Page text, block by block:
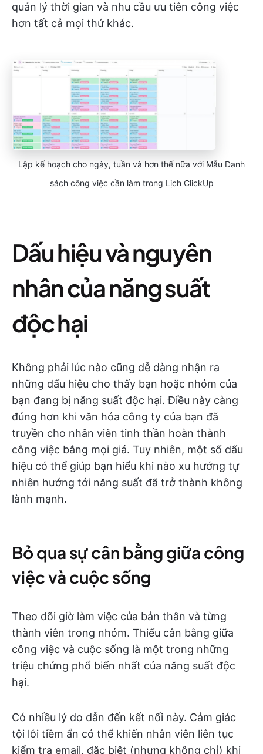
quản lý thời gian và nhu cầu ưu tiên công việc
hơn tất cả mọi thứ khác.
Lập kế hoạch cho ngày, tuần và hơn thế nữa với Mẫu Danh
sách công việc cần làm trong Lịch ClickUp
Dấu hiệu và nguyên
nhân của năng suất
độc hại
Không phải lúc nào cũng dễ dàng nhận ra
những dấu hiệu cho thấy bạn hoặc nhóm của
bạn đang bị năng suất độc hại. Điều này càng
đúng hơn khi văn hóa công ty của bạn đã
truyền cho nhân viên tinh thần hoàn thành
công việc bằng mọi giá. Tuy nhiên, một số dấu
hiệu có thể giúp bạn hiểu khi nào xu hướng tự
nhiên hướng tới năng suất đã trở thành không
lành mạnh.
Bỏ qua sự cân bằng giữa công
việc và cuộc sống
Theo dõi giờ làm việc của bản thân và từng
thành viên trong nhóm. Thiếu cân bằng giữa
công việc và cuộc sống là một trong những
triệu chứng phổ biến nhất của năng suất độc
hại.
Có nhiều lý do dẫn đến kết nối này. Cảm giác
tội lỗi tiềm ẩn có thể khiến nhân viên liên tục
kiểm tra email, đặc biệt (nhưng không chỉ) khi